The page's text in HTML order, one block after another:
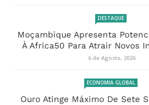
DESTAQUE
Moçambique Apresenta
À Africa50 Para Atrair Novos
6 de Agosto, 2026
ECONOMIA GLOBAL
Ouro Atinge Máximo De Sete